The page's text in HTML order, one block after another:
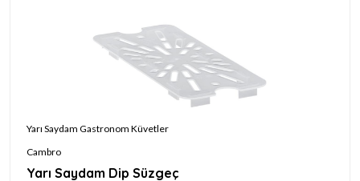
Yarı Saydam Gastronom Küvetler
Cambro
Yarı Saydam Dip Süzgeç